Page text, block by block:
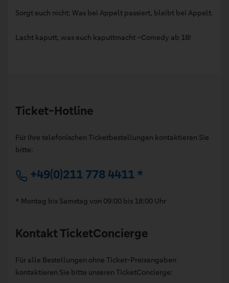
Sorgt euch nicht: Was bei Appelt passiert, bleibt bei Appelt.
Lacht kaputt, was euch kaputtmacht –Comedy ab 18!
Ticket-Hotline
Für Ihre telefonischen Ticketbestellungen kontaktieren Sie
bitte:
+49(0)211 778 4411 *
* Montag bis Samstag von 09:00 bis 18:00 Uhr
Kontakt TicketConcierge
Für alle Bestellungen ohne Ticket-Preisangaben
kontaktieren Sie bitte unseren TicketConcierge: